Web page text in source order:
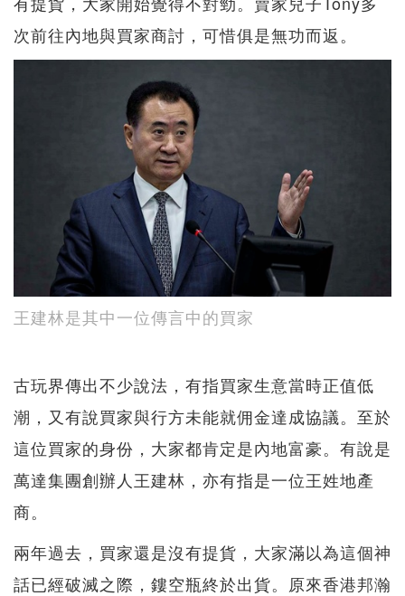
次前往內地與買家商討，可惜俱是無功而返。
王建林是其中一位傳言中的買家
古玩界傳出不少說法，有指買家生意當時正值低
潮，又有說買家與行方未能就佣金達成協議。至於
這位買家的身份，大家都肯定是內地富豪。有說是
萬達集團創辦人王建林，亦有指是一位王姓地產
商。
兩年過去，買家還是沒有提貨，大家滿以為這個神
話已經破滅之際，鏤空瓶終於出貨。原來香港邦瀚